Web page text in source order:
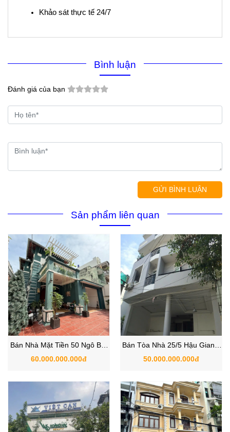
Khảo sát thực tế 24/7
Bình luận
Đánh giá của bạn
GỬI BÌNH LUẬN
Sản phẩm liên quan
Bán Nhà Mặt Tiền 50 Ngô Bệ,
Phường 13, Quận Tân Bình,
60.000.000.000đ
Bán Tòa Nhà 25/5 Hậu Giang,
Phường 4, Quận Tân Bình,
50.000.000.000đ